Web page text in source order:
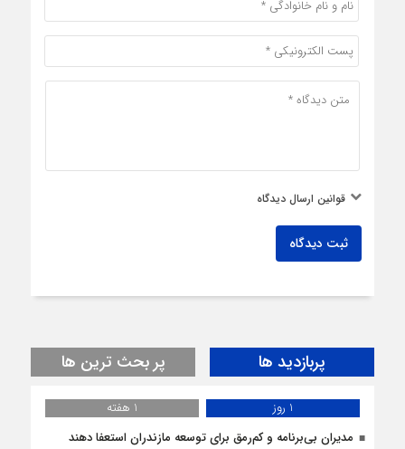
قوانین ارسال دیدگاه
ثبت دیدگاه
پربازدید ها پر بحث ترین ها
1 روز
1 هفته
مدیران بی‌برنامه و کم‌رمق برای توسعه مازندران استعفا دهند